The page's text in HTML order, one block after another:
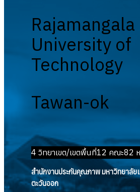
Rajamangala
University of
Technology
Tawan-ok
4 วิทยาเขต/เขตพื้นที่12 คณะ82
สำนักงานประกันคุณภาพ มหาวิทยาลัย
ตะวันออก